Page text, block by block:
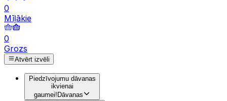
0
Mīļākie
0
Grozs
Atvērt izvēli
Piedzīvojumu dāvanas
ikvienai
gaumei!Dāvanas